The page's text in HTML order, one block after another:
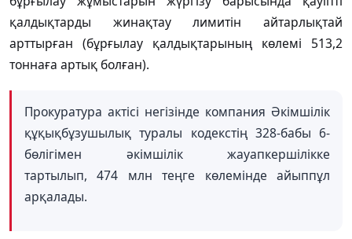
қалдықтарды жинақтау лимитін айтарлықтай
арттырған (бұрғылау қалдықтарының көлемі 513,2
тоннаға артық болған).
Прокуратура актісі негізінде компания Әкімшілік
құқықбұзушылық туралы кодекстің 328-бабы 6-
бөлігімен әкімшілік жауапкершілікке
тартылып, 474 млн теңге көлемінде айыппұл
арқалады.